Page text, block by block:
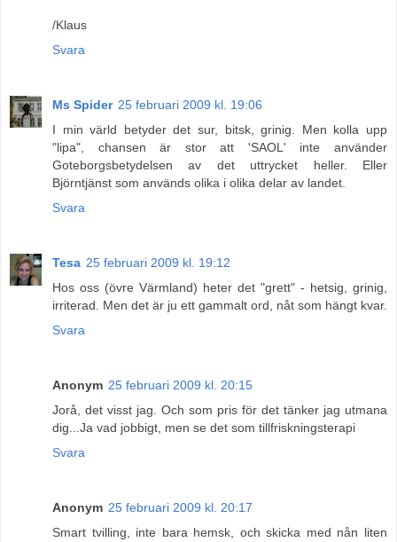
/Klaus
Svara
Ms Spider 25 februari 2009 kl. 19:06
I min värld betyder det sur, bitsk, grinig. Men kolla upp
"lipa", chansen är stor att 'SAOL' inte använder
Goteborgsbetydelsen av det uttrycket heller. Eller
Björntjänst som används olika i olika delar av landet.
Svara
Tesa 25 februari 2009 kl. 19:12
Hos oss (övre Värmland) heter det "grett" - hetsig, grinig,
irriterad. Men det är ju ett gammalt ord, nåt som hängt kvar.
Svara
Anonym 25 februari 2009 kl. 20:15
Jorå, det visst jag. Och som pris för det tänker jag utmana
dig...Ja vad jobbigt, men se det som tillfriskningsterapi
Svara
Anonym 25 februari 2009 kl. 20:17
Smart tvilling, inte bara hemsk, och skicka med nån liten